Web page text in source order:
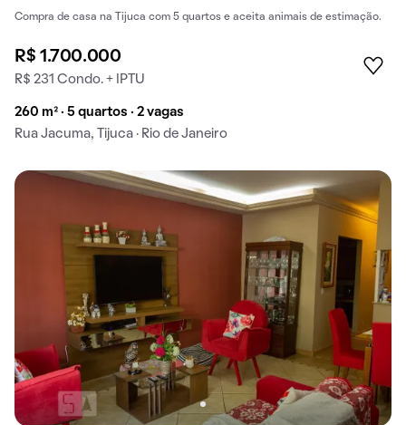
Compra de casa na Tijuca com 5 quartos e aceita animais de estimação.
R$ 1.700.000
R$ 231 Condo. + IPTU
260 m² · 5 quartos · 2 vagas
Rua Jacuma, Tijuca · Rio de Janeiro